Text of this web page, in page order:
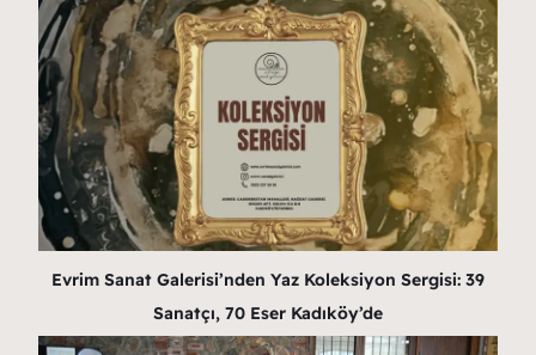
Evrim Sanat Galerisi’nden Yaz Koleksiyon Sergisi: 39
Sanatçı, 70 Eser Kadıköy’de